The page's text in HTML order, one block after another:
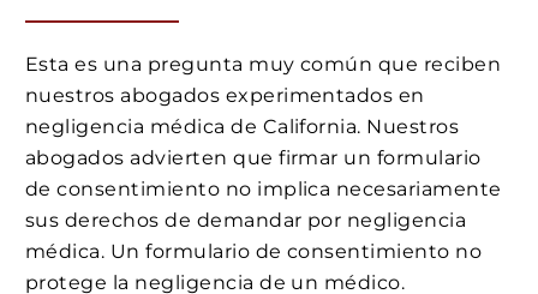
Esta es una pregunta muy común que reciben
nuestros abogados experimentados en
negligencia médica de California. Nuestros
abogados advierten que firmar un formulario
de consentimiento no implica necesariamente
sus derechos de demandar por negligencia
médica. Un formulario de consentimiento no
protege la negligencia de un médico.